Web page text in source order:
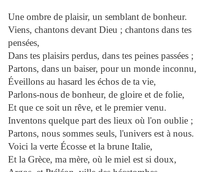
Une ombre de plaisir, un semblant de bonheur.
Viens, chantons devant Dieu ; chantons dans tes
pensées,
Dans tes plaisirs perdus, dans tes peines passées ;
Partons, dans un baiser, pour un monde inconnu,
Éveillons au hasard les échos de ta vie,
Parlons-nous de bonheur, de gloire et de folie,
Et que ce soit un rêve, et le premier venu.
Inventons quelque part des lieux où l'on oublie ;
Partons, nous sommes seuls, l'univers est à nous.
Voici la verte Écosse et la brune Italie,
Et la Grèce, ma mère, où le miel est si doux,